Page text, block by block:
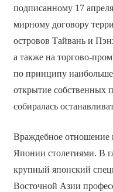
подписанному 17
мирному договору
островов Тайвань и
а также на торгово-
по принципу
открытие собственных
собиралась
Враждебное отношение
Японии столетиями. В
крупный японский
Восточной Азии